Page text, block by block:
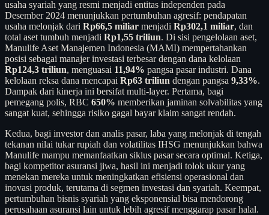
usaha syariah yang resmi menjadi entitas independen pada
Desember 2024 menunjukkan pertumbuhan agresif: pendapatan
usaha melonjak dari Rp66,5 miliar menjadi Rp302,1 miliar, dan
total aset tumbuh menjadi Rp1,55 triliun. Di sisi pengelolaan aset,
Manulife Aset Manajemen Indonesia (MAMI) mempertahankan
posisi sebagai manajer investasi terbesar dengan dana kelolaan
Rp124,3 triliun, menguasai 11,94% pangsa pasar industri. Dana
kelolaan reksa dana mencapai Rp63 triliun dengan pangsa 9,33%.
Dampak dari kinerja ini bersifat multi-layer. Pertama, bagi
pemegang polis, RBC 650% memberikan jaminan solvabilitas yang
sangat kuat, sehingga risiko gagal bayar klaim sangat rendah.
Kedua, bagi investor dan analis pasar, laba yang melonjak di tengah
tekanan nilai tukar rupiah dan volatilitas IHSG menunjukkan bahwa
Manulife mampu memanfaatkan siklus pasar secara optimal. Ketiga,
bagi kompetitor asuransi jiwa, hasil ini menjadi tolok ukur yang
menekan mereka untuk meningkatkan efisiensi operasional dan
inovasi produk, terutama di segmen investasi dan syariah. Keempat,
pertumbuhan bisnis syariah yang eksponensial bisa mendorong
perusahaan asuransi lain untuk lebih agresif menggarap pasar halal.